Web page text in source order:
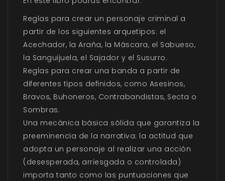
Reglas para crear un personaje criminal a
partir de los siguientes arquetipos: el
Acechador, la Araña, la Máscara, el Sabueso,
la Sanguijuela, el Sajador y el Susurro.
Reglas para crear una banda a partir de
diferentes tipos definidos, como Asesinos,
Bravos, Buhoneros, Contrabandistas, Secta o
Sombras.
Una mecánica básica sólida que garantiza la
preeminencia de la narrativa: la actitud que
adopta un personaje al realizar una acción
(desesperada, arriesgada o controlada)
importa tanto como las puntuaciones que